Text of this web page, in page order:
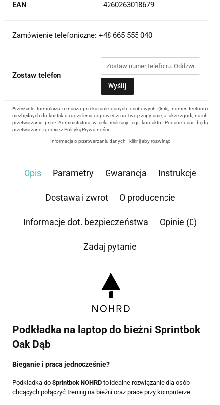
EAN 4260263018679
Zamówienie telefoniczne: +48 665 555 040
Zostaw telefon
Wyślij
Przesłanie formularza oznacza przekazanie danych osobowych (imię, numer telefonu)
niezbędnych do kontaktu i udzielenia odpowiedzi na Twoje zapytanie, a także zgodę na ich
przetwarzanie przez Administratora w celu realizacji tego kontaktu. Podane dane będą
przetwarzane zgodnie zPolityką Prywatności
Informacja o przetwarzaniu danych - kliknij aby rozwinąć
odpowiedzi, może być w każdej chwili wycofana, kontaktując się z administratorem, np.
której dane dotyczą, przysługuje prawo dostępu do swoich danych, ich sprostowania,
żądania zaprzestania przetwarzania, usunięcia, ograniczenia przetwarzania, a także prawo
Opis Parametry Gwarancja Instrukcje
Dostawa i zwrot O producencie
Informacje dot. bezpieczeństwa Opinie (0)
Zadaj pytanie
Podkładka na laptop do bieżni Sprintbok
Oak Dąb
Bieganie i praca jednocześnie?
Podkładka do Sprintbok NOHRD to idealne rozwiązanie dla osób
chcących połączyć trening na bieżni oraz prace przy komputerze.